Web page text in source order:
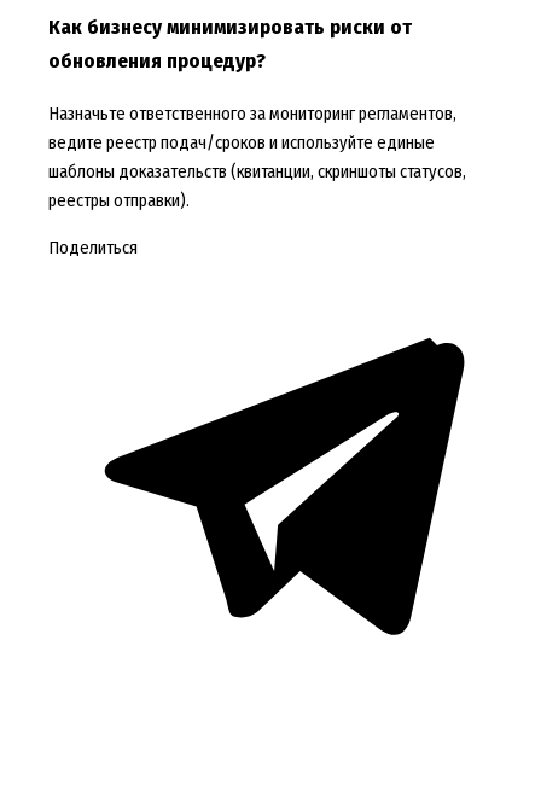
Как бизнесу минимизировать риски от
обновления процедур?
Назначьте ответственного за мониторинг регламентов,
ведите реестр подач/сроков и используйте единые
шаблоны доказательств (квитанции, скриншоты статусов,
реестры отправки).
Поделиться